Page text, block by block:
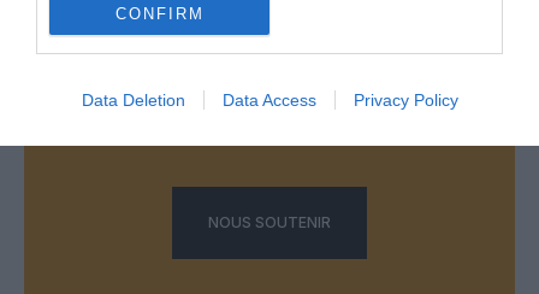
CONFIRM
Data Deletion Data Access Privacy Policy
FAIRE UN DON
Soutenez Air Journal participezà son
NOUS SOUTENIR